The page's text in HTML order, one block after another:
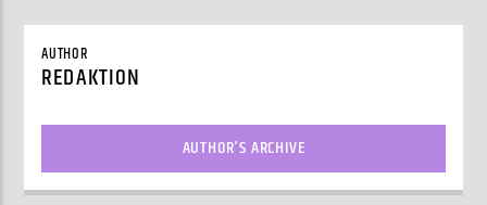
AUTHOR
REDAKTION
AUTHOR'S ARCHIVE